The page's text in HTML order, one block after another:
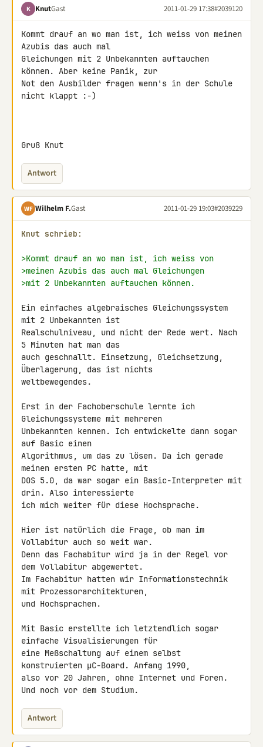
K KnutGast 2011-01-29 17:38#2039120
Kommt drauf an wo man ist, ich weiss von meinen
Azubis das auch mal
Gleichungen mit 2 Unbekannten auftauchen
können. Aber keine Panik, zur
Not den Ausbilder fragen wenn's in der Schule
nicht klappt :-)
Gruß Knut
Antwort
WF Wilhelm F.Gast 2011-01-29 19:03#2039229
Knut schrieb:
>Kommt drauf an wo man ist, ich weiss von
>meinen Azubis das auch mal Gleichungen
>mit 2 Unbekannten auftauchen können.
Ein einfaches algebraisches Gleichungssystem
mit 2 Unbekannten ist
Realschulniveau, und nicht der Rede wert. Nach
5 Minuten hat man das
auch geschnallt. Einsetzung, Gleichsetzung,
Überlagerung, das ist nichts
weltbewegendes.
Erst in der Fachoberschule lernte ich
Gleichungssysteme mit mehreren
Unbekannten kennen. Ich entwickelte dann sogar
auf Basic einen
Algorithmus, um das zu lösen. Da ich gerade
meinen ersten PC hatte, mit
DOS 5.0, da war sogar ein Basic-Interpreter mit
drin. Also interessierte
ich mich weiter für diese Hochsprache.
Hier ist natürlich die Frage, ob man im
Vollabitur auch so weit war.
Denn das Fachabitur wird ja in der Regel vor
dem Vollabitur abgewertet.
Im Fachabitur hatten wir Informationstechnik
mit Prozessorarchitekturen,
und Hochsprachen.
Mit Basic erstellte ich letztendlich sogar
einfache Visualisierungen für
eine Meßschaltung auf einem selbst
konstruierten µC-Board. Anfang 1990,
also vor 20 Jahren, ohne Internet und Foren.
Und noch vor dem Studium.
Antwort